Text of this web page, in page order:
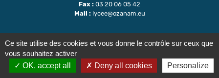
Nous joindre
Inscription au lycée ÉPIL
Informations légales
Fax : 03 20 06 05 42
Mail : lycee@ozanam.eu
Ce site utilise des cookies et vous donne le contrôle sur ceux que
vous souhaitez activer
OK, accept all
Deny all cookies Personalize